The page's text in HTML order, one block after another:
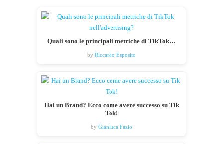
Quali sono le principali metriche di TikTok…
by Riccardo Esposito
Hai un Brand? Ecco come avere successo su Tik
Tok!
by Gianluca Fazio